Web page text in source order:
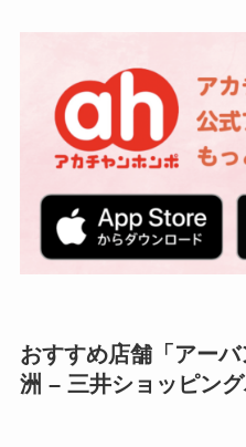
おすすめ店舗「アー
洲 – 三井ショッピング